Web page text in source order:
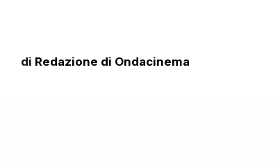
di Redazione di Ondacinema